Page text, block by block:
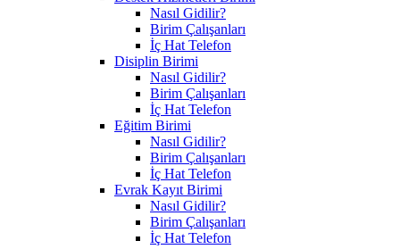
Nasıl Gidilir?
Birim Çalışanları
İç Hat Telefon
Disiplin Birimi
Nasıl Gidilir?
Birim Çalışanları
İç Hat Telefon
Eğitim Birimi
Nasıl Gidilir?
Birim Çalışanları
İç Hat Telefon
Evrak Kayıt Birimi
Nasıl Gidilir?
Birim Çalışanları
İç Hat Telefon